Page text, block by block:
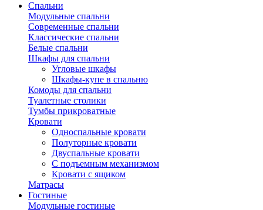
Спальни
Модульные спальни
Современные спальни
Классические спальни
Белые спальни
Шкафы для спальни
Угловые шкафы
Шкафы-купе в спальню
Комоды для спальни
Туалетные столики
Тумбы прикроватные
Кровати
Односпальные кровати
Полуторные кровати
Двуспальные кровати
С подъемным механизмом
Кровати с ящиком
Матрасы
Гостиные
Модульные гостиные